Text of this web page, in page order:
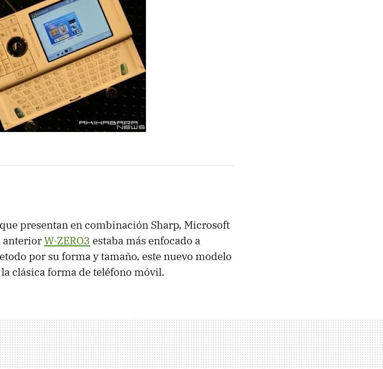
presentan en combinación Sharp, Microsoft
anteriorW-ZERO3 estaba más enfocado a
por su forma y tamaño, este nuevo modelo
clásica forma de teléfono móvil.